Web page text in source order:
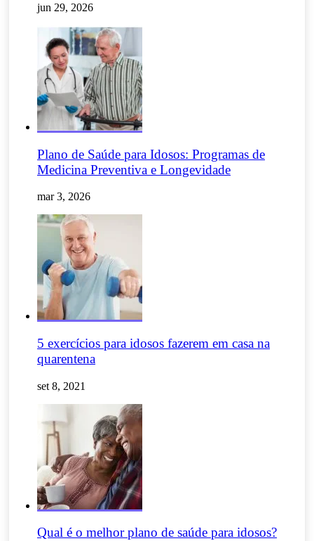
jun 29, 2026
Plano de Saúde para Idosos: Programas de
Medicina Preventiva e Longevidade
mar 3, 2026
5 exercícios para idosos fazerem em casa na
quarentena
set 8, 2021
Qual é o melhor plano de saúde para idosos?